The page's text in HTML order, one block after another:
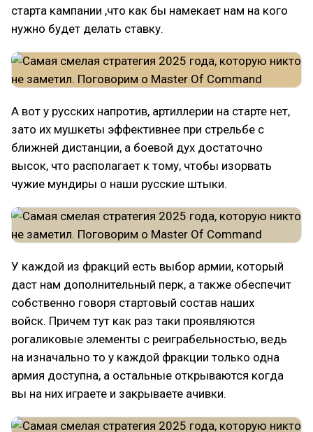
старта кампании ,что как бы намекает нам на кого
нужно будет делать ставку.
А вот у русских напротив, артиллерии на старте нет,
зато их мушкеты эффективнее при стрельбе с
ближней дистанции, а боевой дух достаточно
высок, что располагает к тому, чтобы изорвать
чужие мундиры о наши русские штыки.
У каждой из фракций есть выбор армии, который
даст нам дополнительный перк, а также обеспечит
собственно говоря стартовый состав наших
войск. Причем тут как раз таки проявляются
рогаликовые элементы с реиграбельностью, ведь
на изначально то у каждой фракции только одна
армия доступна, а остальные открываются когда
вы на них играете и закрываете ачивки.